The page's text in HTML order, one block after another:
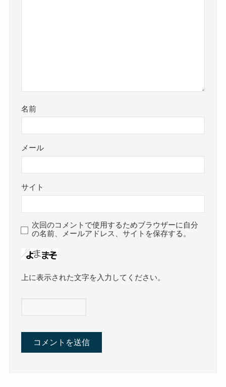
名前
メール
サイト
次回のコメントで使用するためブラウザーに自分
の名前、メールアドレス、サイトを保存する。
上に表示された文字を入力してください。